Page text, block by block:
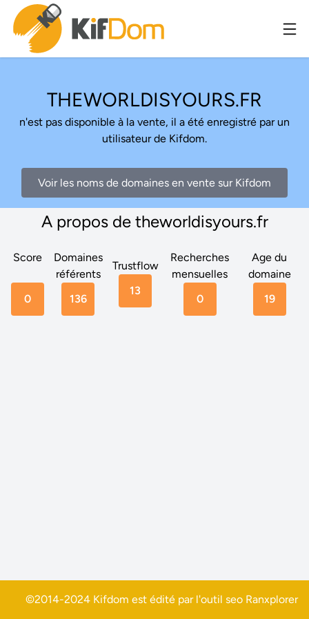
THEWORLDISYOURS.FR
n'est pas disponible à la vente, il a été enregistré par un
utilisateur de Kifdom.
Voir les noms de domaines en vente sur Kifdom
A propos de theworldisyours.fr
Score
0
Domaines
référents
136
Trustflow
13
Recherches
mensuelles
0
Age du
domaine
19
©2014-2024 Kifdom est édité par l'outil seo Ranxplorer